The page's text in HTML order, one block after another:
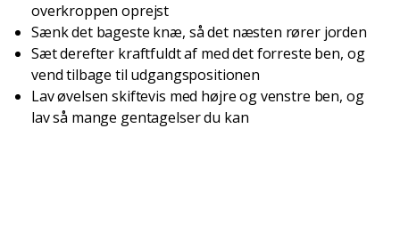
overkroppen oprejst
Sænk det bageste knæ, så det næsten rører jorden
Sæt derefter kraftfuldt af med det forreste ben, og
vend tilbage til udgangspositionen
Lav øvelsen skiftevis med højre og venstre ben, og
lav så mange gentagelser du kan